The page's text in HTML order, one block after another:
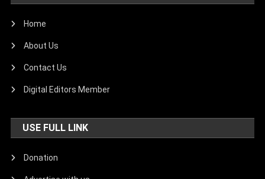
Home
About Us
Contact Us
Digital Editors Member
USE FULL LINK
Donation